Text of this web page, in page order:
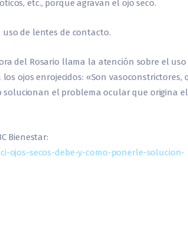
etc., porque agravan el ojo seco.
uso de lentes de contacto.
del Rosario llama la atención sobre el uso
ojos enrojecidos: «Son vasoconstrictores,
solucionan el problema ocular que origina el
Bienestar:
ojos-secos-debe-y-como-ponerle-solucion-